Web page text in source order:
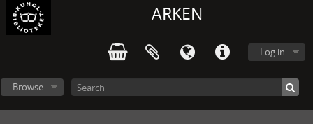
ARKEN
Log in
Browse